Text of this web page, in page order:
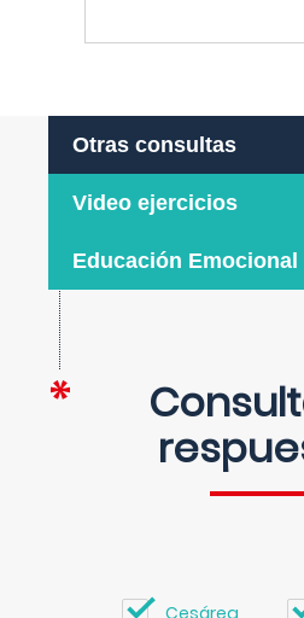
Otras consultas
Video ejercicios
Educación Emocional
Cesárea